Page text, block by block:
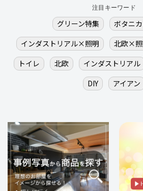
注目キーワード
グリーン特集
ボタニ
インダストリアル×照明
北欧×
トイレ
北欧 インダストリアル
DIY
アイアン